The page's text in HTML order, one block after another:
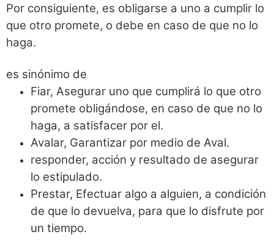
Por consiguiente, es obligarse a uno a cumplir lo
que otro promete, o debe en caso de que no lo
haga.
es sinónimo de
Fiar, Asegurar uno que cumplirá lo que otro
promete obligándose, en caso de que no lo
haga, a satisfacer por el.
Avalar, Garantizar por medio de Aval.
responder, acción y resultado de asegurar
lo estipulado.
Prestar, Efectuar algo a alguien, a condición
de que lo devuelva, para que lo disfrute por
un tiempo.